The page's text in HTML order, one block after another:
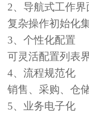
2、导航式工作界
复杂操作初始化
3、个性化配置
可灵活配置列表
4、流程规范化
销售、采购、仓
5、业务电子化